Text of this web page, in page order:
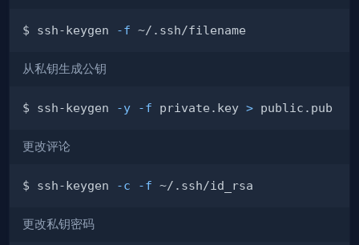
$ ssh-keygen -f
从私钥生成公钥
$ ssh-keygen -y -f private.key >
更改评论
$ ssh-keygen -c -f
更改私钥密码